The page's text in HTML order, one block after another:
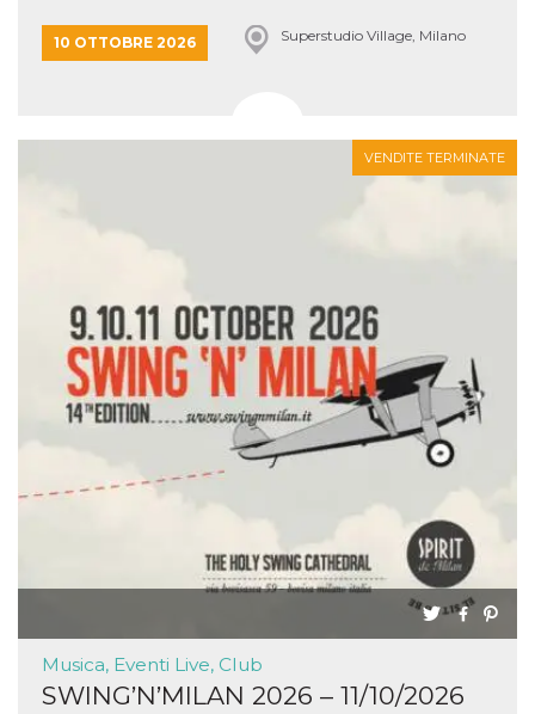
10 OTTOBRE 2026 Superstudio Village, Milano
VENDITE TERMINATE
Musica, Eventi Live, Club
SWING’N’MILAN 2026 – 11/10/2026